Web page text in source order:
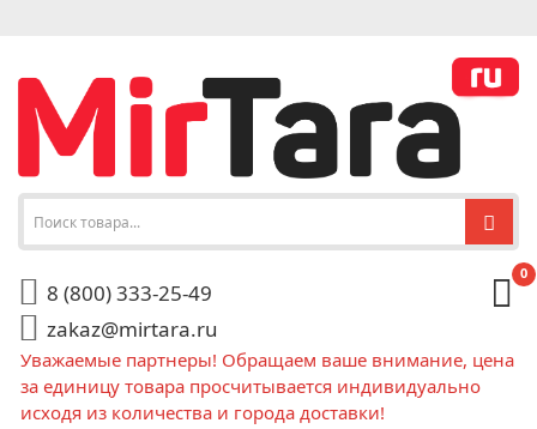
8 (800) 333-25-49
zakaz@mirtara.ru
0
Уважаемые партнеры! Обращаем ваше внимание, цена
за единицу товара просчитывается индивидуально
исходя из количества и города доставки!